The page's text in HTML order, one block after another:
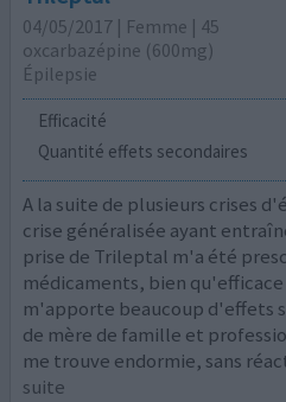
04/05/2017 | Femme | 45
oxcarbazépine (600mg)
Épilepsie
Efficacité
Quantité effets secondaires
A la suite de plusieurs crises
crise généralisée ayant
prise de Trileptal m'a été
médicaments, bien
m'apporte beaucoup d'effets
de mère de famille et
me trouve endormie, sans
suite